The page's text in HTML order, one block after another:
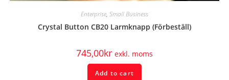
Enterprise, Small Business
Crystal Button CB20 Larmknapp (Förbeställ)
745,00kr exkl. moms
Add to cart